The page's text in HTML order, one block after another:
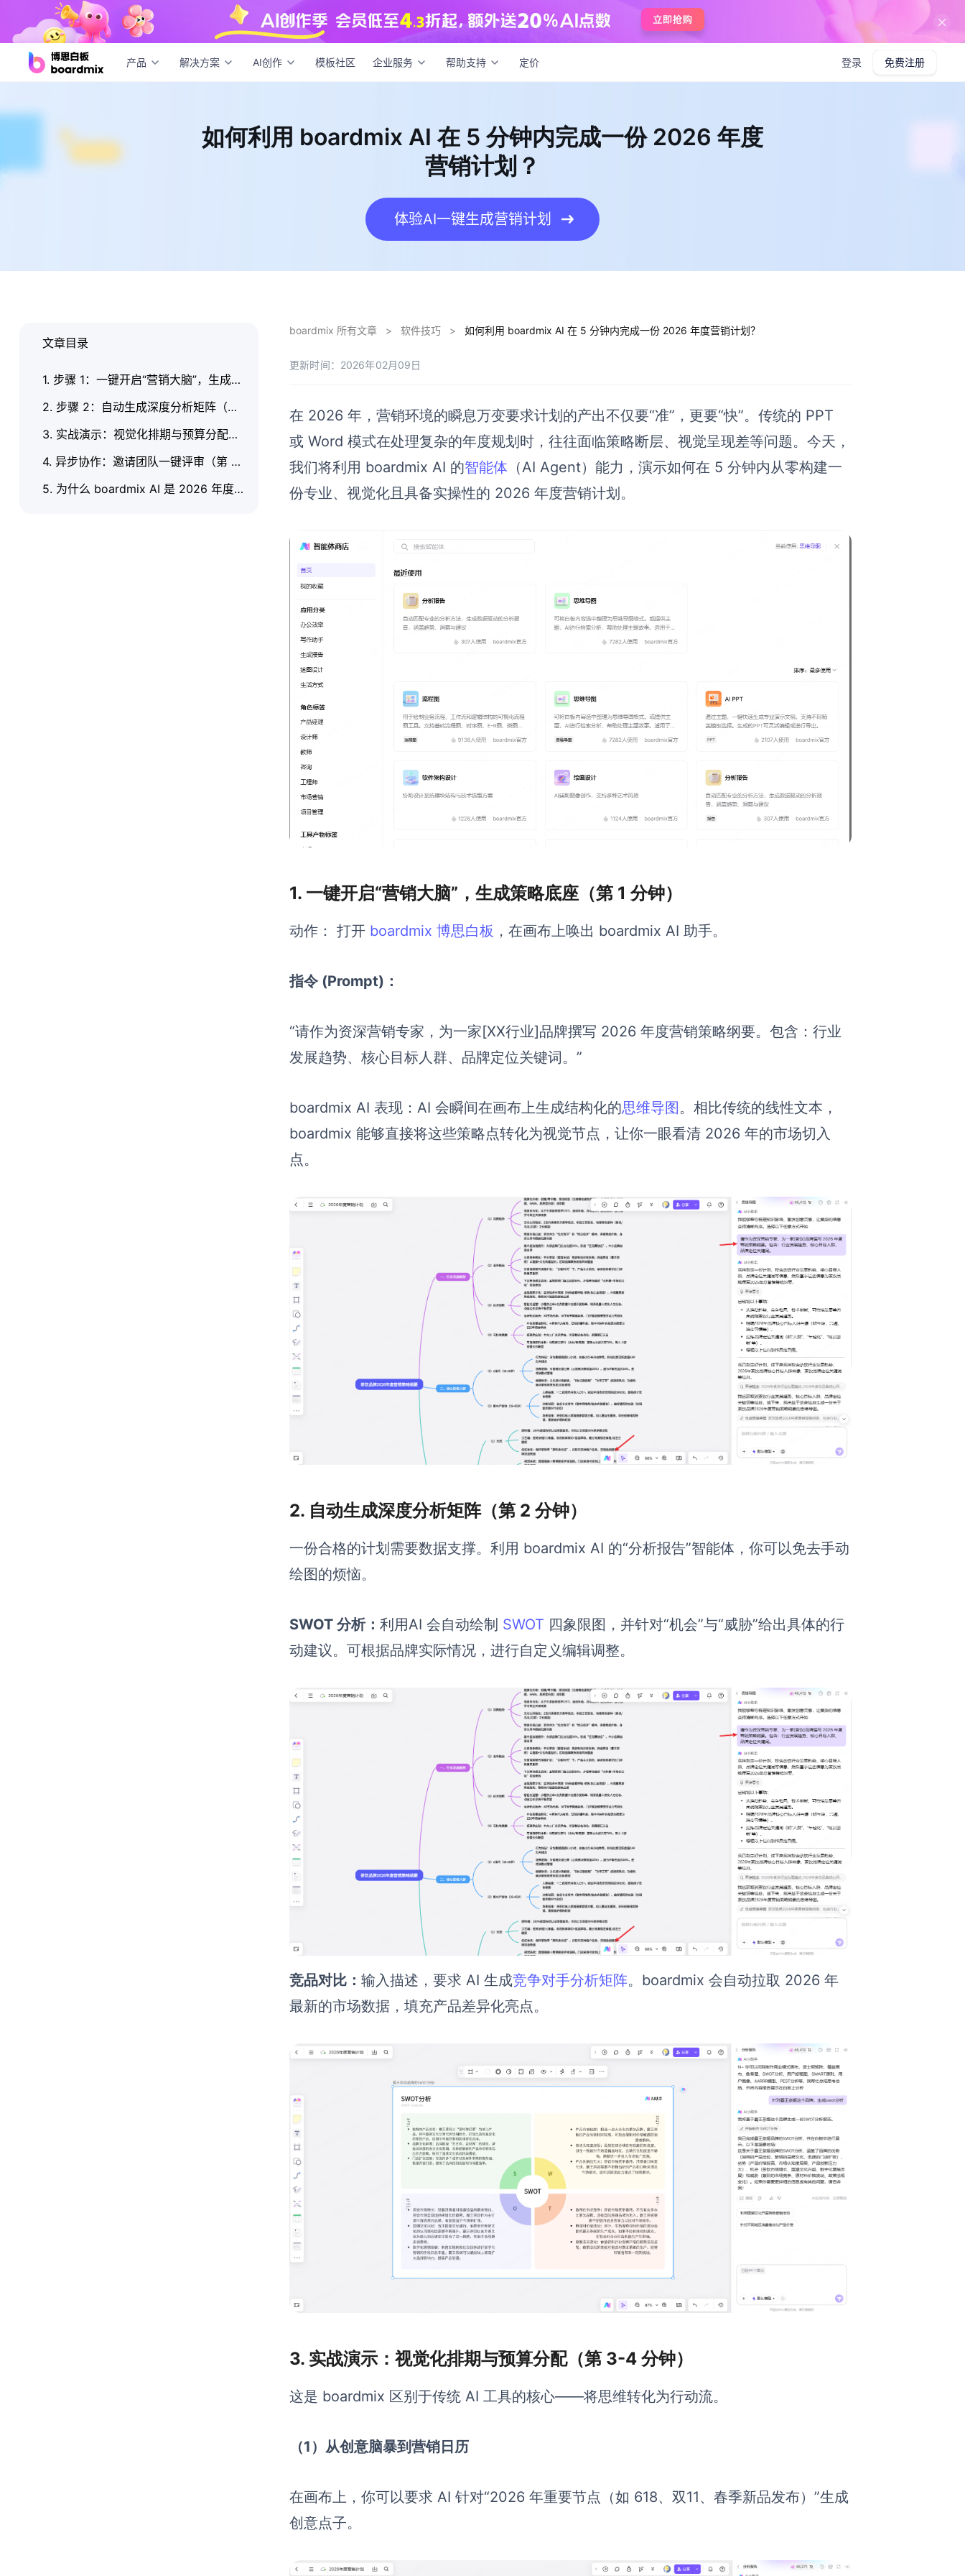
产品 解决方案 AI创作 模板社区 企业服务 帮助支持 定价 登录 免费注册
如何利用 boardmix AI 在 5 分钟内完成一份 2026 年度营销计划？
如何利用 boardmix AI 在 5 分钟内完成一份 2026 年度
营销计划？
体验AI一键生成营销计划
boardmix 所有文章 > 软件技巧 > 如何利用 boardmix AI 在 5 分钟内完成一份 2026 年度营销计划？
更新时间：2026年02月09日
在 2026 年，营销环境的瞬息万变要求计划的产出不仅要“准”，更要“快”。传统的 PPT
或 Word 模式在处理复杂的年度规划时，往往面临策略断层、视觉呈现差等问题。今天，
我们将利用 boardmix AI 的智能体 （AI Agent）能力，演示如何在 5 分钟内从零构建一
份专业、视觉化且具备实操性的 2026 年度营销计划。
1. 一键开启“营销大脑”，生成策略底座（第 1 分钟）
动作： 打开 boardmix 博思白板 ，在画布上唤出 boardmix AI 助手。
指令 (Prompt)：
“请作为资深营销专家，为一家[XX行业]品牌撰写 2026 年度营销策略纲要。包含：行业
发展趋势、核心目标人群、品牌定位关键词。”
boardmix AI 表现：AI 会瞬间在画布上生成结构化的思维导图。相比传统的线性文本，
boardmix 能够直接将这些策略点转化为视觉节点，让你一眼看清 2026 年的市场切入
点。
2. 自动生成深度分析矩阵（第 2 分钟）
一份合格的计划需要数据支撑。利用 boardmix AI 的“分析报告”智能体，你可以免去手动
绘图的烦恼。
SWOT 分析：利用AI 会自动绘制 SWOT 四象限图，并针对“机会”与“威胁”给出具体的行
动建议。可根据品牌实际情况，进行自定义编辑调整。
竞品对比：输入描述，要求 AI 生成竞争对手分析矩阵。boardmix 会自动拉取 2026 年
最新的市场数据，填充产品差异化亮点。
3. 实战演示：视觉化排期与预算分配（第 3-4 分钟）
这是 boardmix 区别于传统 AI 工具的核心——将思维转化为行动流。
（1）从创意脑暴到营销日历
在画布上，你可以要求 AI 针对“2026 年重要节点（如 618、双11、春季新品发布）”生成
创意点子。
文章目录
1. 步骤 1：一键开启“营销大脑”，生成策略底座（第 1 分钟）
2. 步骤 2：自动生成深度分析矩阵（第 2 分钟）
3. 实战演示：视觉化排期与预算分配（第 3-4 分钟）
4. 异步协作：邀请团队一键评审（第 5 分钟）
5. 为什么 boardmix AI 是 2026 年度计划的最佳载体？